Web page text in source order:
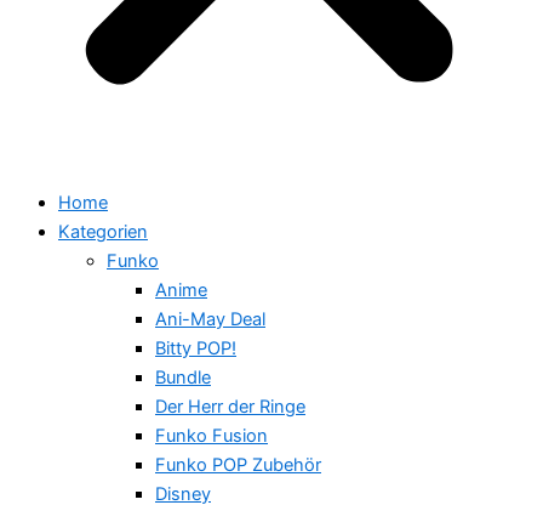
Home
Kategorien
Funko
Anime
Ani-May Deal
Bitty POP!
Bundle
Der Herr der Ringe
Funko Fusion
Funko POP Zubehör
Disney